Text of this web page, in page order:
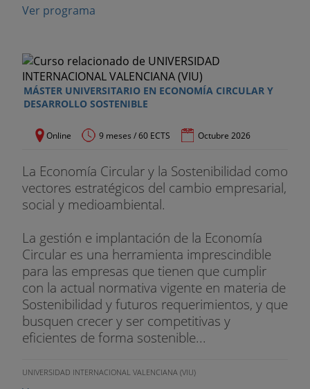
b. CALENER VPMT
d. CALENER GT. Análisis
e. CALENER GT. Caso práctico
f. Otras certificaciones (LEED, BREEM)
Ver programa
MÁSTER UNIVERSITARIO EN ECONOMÍA CIRCULAR Y
DESARROLLO SOSTENIBLE
Online 9 meses / 60 ECTS Octubre 2026
La Economía Circular y la Sostenibilidad como
vectores estratégicos del cambio empresarial,
social y medioambiental.
La gestión e implantación de la Economía
Circular es una herramienta imprescindible
para las empresas que tienen que cumplir
con la actual normativa vigente en materia de
Sostenibilidad y futuros requerimientos, y que
busquen crecer y ser competitivas y
eficientes de forma sostenible...
UNIVERSIDAD INTERNACIONAL VALENCIANA (VIU)